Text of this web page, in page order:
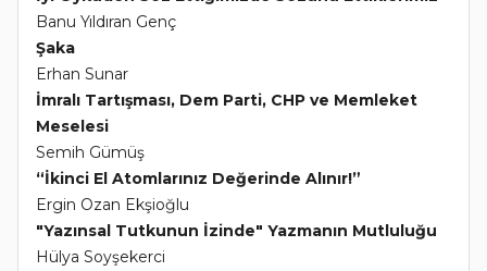
Banu Yıldıran Genç
Şaka
Erhan Sunar
İmralı Tartışması, Dem Parti, CHP ve Memleket
Meselesi
Semih Gümüş
“İkinci El Atomlarınız Değerinde Alınır!”
Ergin Ozan Ekşioğlu
"Yazınsal Tutkunun İzinde" Yazmanın Mutluluğu
Hülya Soyşekerci